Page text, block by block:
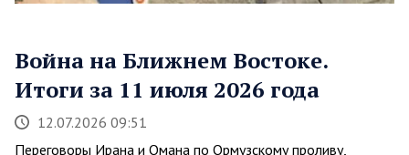
Война на Ближнем Востоке.
Итоги за 11 июля 2026 года
12.07.2026 09:51
Переговоры Ирана и Омана по Ормузскому проливу,